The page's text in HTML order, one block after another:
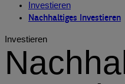
Investieren
Nachhaltiges Investieren
Investieren